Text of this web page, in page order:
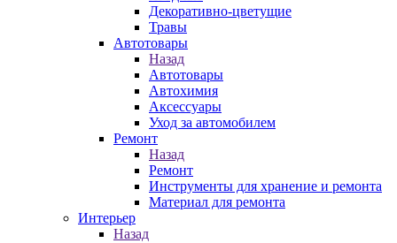
Декоративно-цветущие
Травы
Автотовары
Назад
Автотовары
Автохимия
Аксессуары
Уход за автомобилем
Ремонт
Назад
Ремонт
Инструменты для хранение и ремонта
Материал для ремонта
Интерьер
Назад